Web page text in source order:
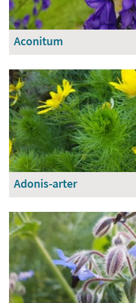
Aconitum
Adonis-arter